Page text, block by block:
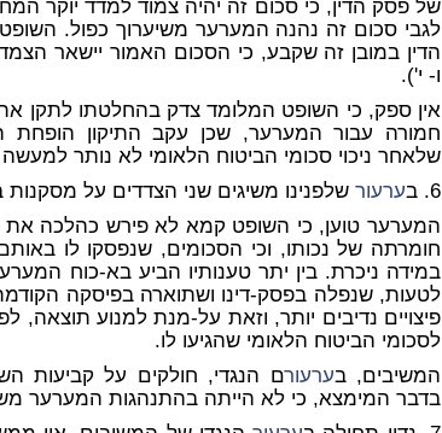
לגבי סכום זה נהנה המערער משיערוך כפול.
הדין במובן זה שקבע, כי הסכום האמור יישאר
ו- י').
אין ספק, כי השופט המלומד צדק בהחלטתו לתקן
חמורה עבור המערער, שכן עקב התיקון הופחת
שלאחר ניכוי סכומי הביטוח הלאומי לא נותר
6. ב
ערעור שלפנינו משיגים שני הצדדים על
המערער טוען, כי השופט קמא לא פירש כהלכה את
חומרתה של נכותו, וכי הסכומים, שנפסקו לו
במידה ניכרת. בין יתר טענותיו הביע בא-כוח
לטעות, שנפלה בפסק-דינו ושתוארה בפיסקה
פיצויים נדיבים יותר, וזאת על-מנת למנוע
לסכומי הביטוח הלאומי שהגיעו לו.
המשיבים, בערעורם הנגדי, חולקים על קביעות
בדבר המימצא, כי לא הייתה בהתנהגות המערער